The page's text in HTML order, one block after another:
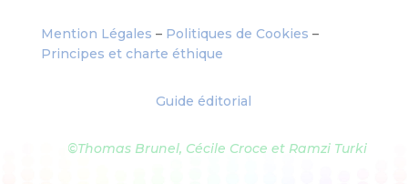
Mention Légales – Politiques de Cookies –
Principes et charte éthique
Guide éditorial
©Thomas Brunel, Cécile Croce et Ramzi Turki